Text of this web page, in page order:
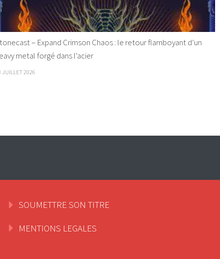
– Expand Crimson Chaos : le retour flamboyant d’un
metal forgé dans l’acier
JUILLET 2026
SOUMETTRE SON TITRE
MENTIONS LEGALES